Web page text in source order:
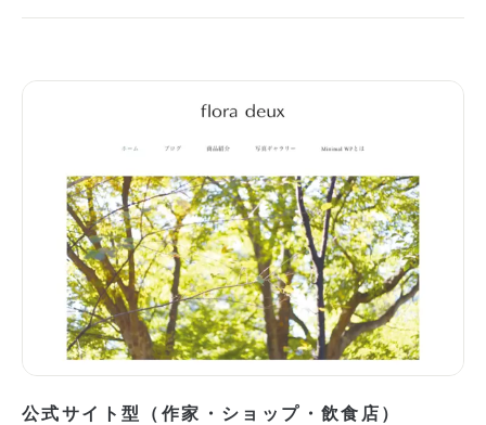
公式サイト型（作家・ショップ・飲食店）